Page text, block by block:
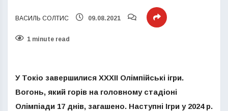
ВАСИЛЬ СОЛТИС 09.08.2021
1 minute read
У Токіо завершилися ХХХІІ Олімпійські ігри.
Вогонь, який горів на головному стадіоні
Олімпіади 17 днів, загашено. Наступні Ігри у 2024 р.